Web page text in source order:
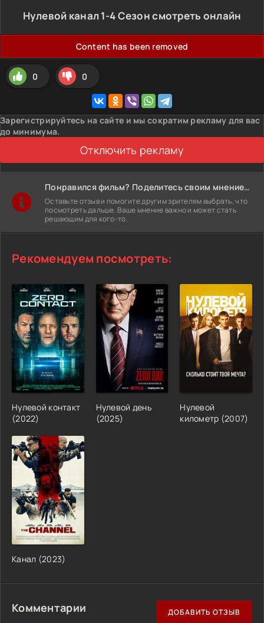
Нулевой канал 1-4 Сезон смотреть онлайн
Content has been removed
0 0
Зарегистрируйтесь на сайте и мы сократим рекламу для вас
до минимума.
Отключить рекламу
Понравился фильм? Поделитесь своим мнением!
Оставьте отзыв и помогите другим зрителям выбрать, что
посмотреть дальше. Ваше мнение важно и может стать
решающим для кого-то.
Рекомендуем посмотреть:
Нулевой контакт
(2022)
Нулевой день
(2025)
Нулевой
километр (2007)
Канал (2023)
Комментарии ДОБАВИТЬ ОТЗЫВ